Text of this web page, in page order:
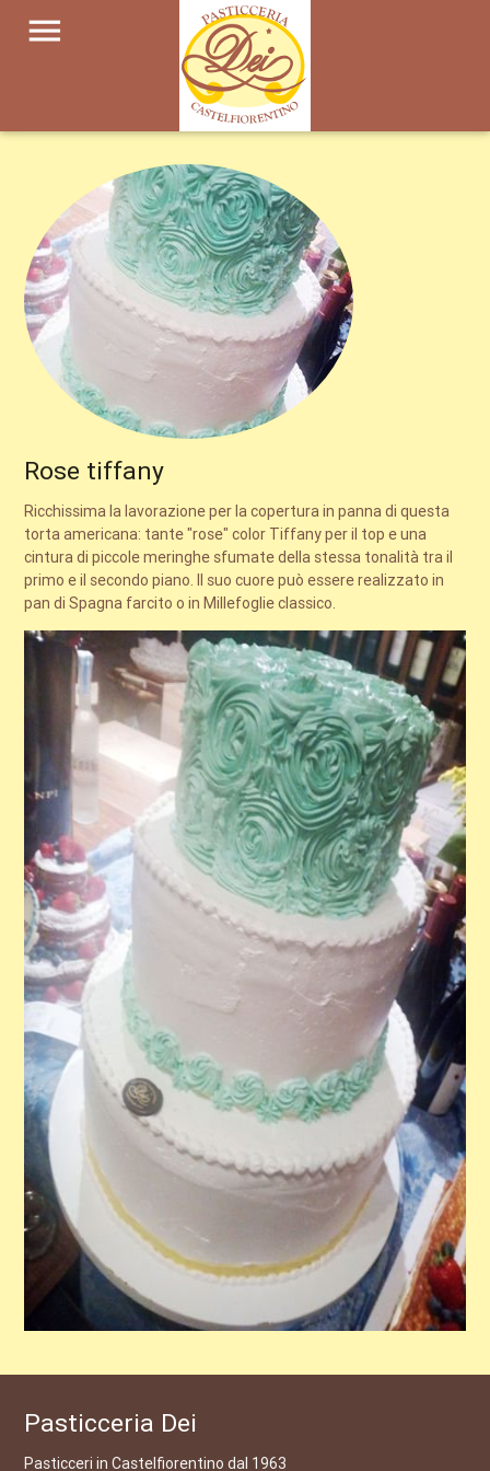
menu
Rose tiffany
Ricchissima la lavorazione per la copertura in panna di questa
torta americana: tante "rose" color Tiffany per il top e una
cintura di piccole meringhe sfumate della stessa tonalità tra il
primo e il secondo piano. Il suo cuore può essere realizzato in
pan di Spagna farcito o in Millefoglie classico.
Pasticceria Dei
Pasticceri in Castelfiorentino dal 1963